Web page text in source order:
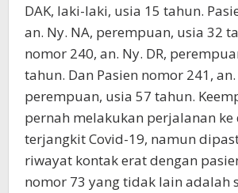
DAK, laki-laki, usia 15 tahun.
an. Ny. NA, perempuan, usia 32
nomor 240, an. Ny. DR,
tahun. Dan Pasien nomor 241, an.
perempuan, usia 57 tahun.
pernah melakukan perjalanan ke
terjangkit Covid-19, namun
riwayat kontak erat dengan
nomor 73 yang tidak lain adalah